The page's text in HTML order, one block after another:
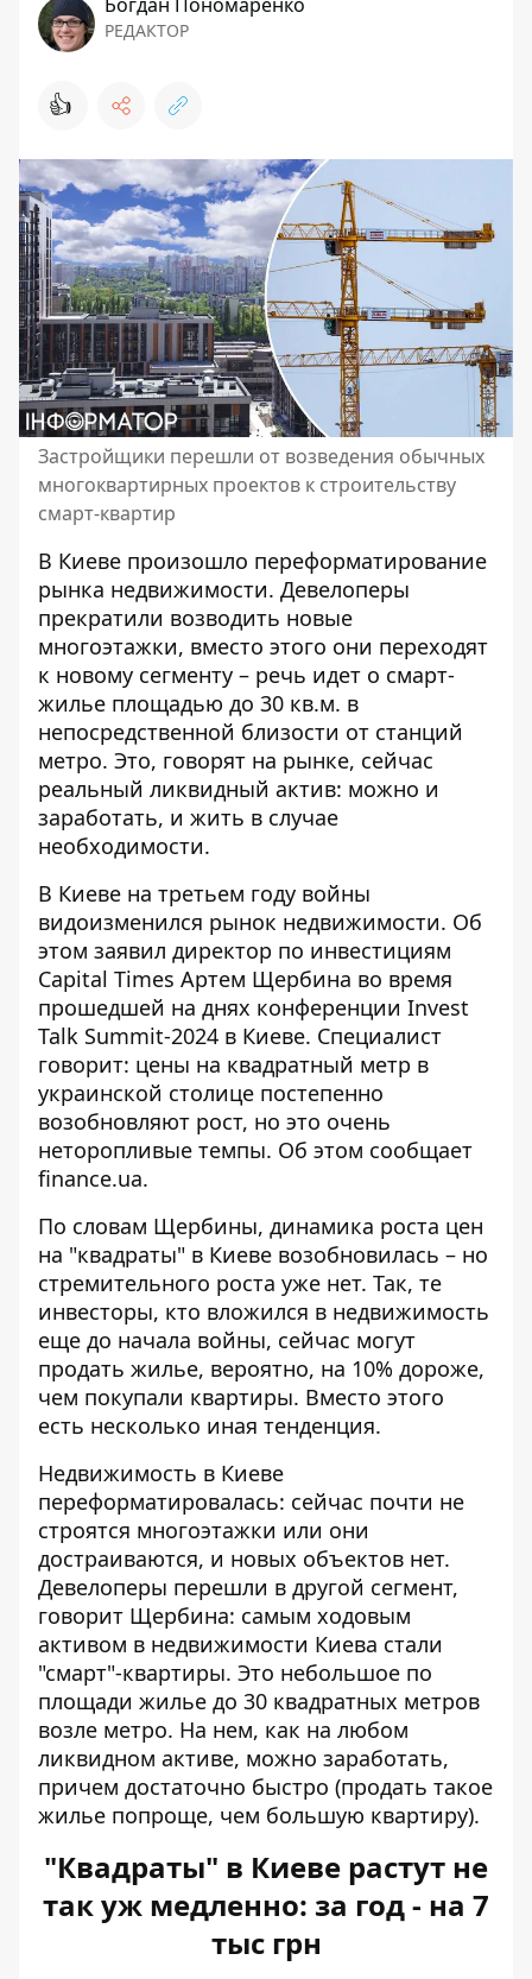
РЕДАКТОР
👍
Застройщики перешли от возведения обычных
многоквартирных проектов к строительству
смарт-квартир
В Киеве произошло переформатирование
рынка недвижимости. Девелоперы
прекратили возводить новые
многоэтажки, вместо этого они переходят
к новому сегменту – речь идет о смарт-
жилье площадью до 30 кв.м. в
непосредственной близости от станций
метро. Это, говорят на рынке, сейчас
реальный ликвидный актив: можно и
заработать, и жить в случае
необходимости.
В Киеве на третьем году войны
видоизменился рынок недвижимости. Об
этом заявил директор по инвестициям
Capital Times Артем Щербина во время
прошедшей на днях конференции Invest
Talk Summit-2024 в Киеве. Специалист
говорит: цены на квадратный метр в
украинской столице постепенно
возобновляют рост, но это очень
неторопливые темпы. Об этом сообщает
finance.ua.
По словам Щербины, динамика роста цен
на "квадраты" в Киеве возобновилась – но
стремительного роста уже нет. Так, те
инвесторы, кто вложился в недвижимость
еще до начала войны, сейчас могут
продать жилье, вероятно, на 10% дороже,
чем покупали квартиры. Вместо этого
есть несколько иная тенденция.
Недвижимость в Киеве
переформатировалась: сейчас почти не
строятся многоэтажки или они
достраиваются, и новых объектов нет.
Девелоперы перешли в другой сегмент,
говорит Щербина: самым ходовым
активом в недвижимости Киева стали
"смарт"-квартиры. Это небольшое по
площади жилье до 30 квадратных метров
возле метро. На нем, как на любом
ликвидном активе, можно заработать,
причем достаточно быстро (продать такое
жилье попроще, чем большую квартиру).
"Квадраты" в Киеве растут не
так уж медленно: за год - на 7
тыс грн